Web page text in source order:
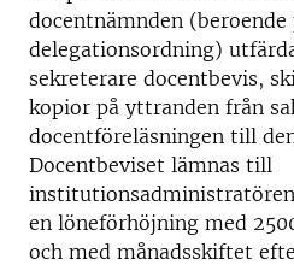
docentnämnden (beroende
delegationsordning)
sekreterare docentbevis,
kopior på yttranden från
docentföreläsningen till
Docentbeviset lämnas till
en löneförhöjning med
och med månadsskiftet